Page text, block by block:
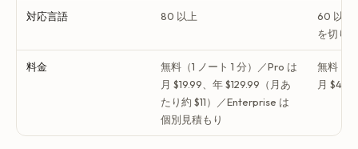
対応言語 80 以上
60 以上
を切り
料金
無料（1 ノート 1 分）／Pro は
月 $19.99、年 $129.99（月あ
たり約 $11）／Enterprise は
個別見積もり
無料（
月 $4.99